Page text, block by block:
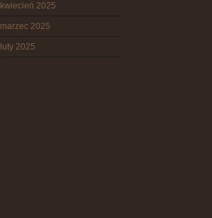
kwiecień 2025
marzec 2025
luty 2025